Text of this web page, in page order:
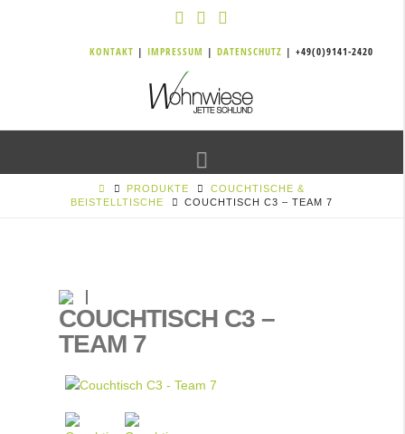
KONTAKT | IMPRESSUM | DATENSCHUTZ | +49(0)9141-2420
PRODUKTE
COUCHTISCHE &
BEISTELLTISCHE
COUCHTISCH C3 – TEAM 7
COUCHTISCH C3 –
TEAM 7